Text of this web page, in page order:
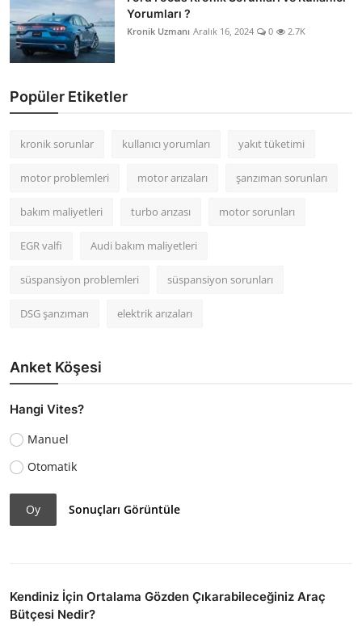
Yorumları ?
Kronik Uzmanı Aralık 16, 2024 0 2.7K
Popüler Etiketler
kronik sorunlar kullanıcı yorumları yakıt tüketimi
motor problemleri motor arızaları şanzıman sorunları
bakım maliyetleri turbo arızası motor sorunları
EGR valfi Audi bakım maliyetleri
süspansiyon problemleri süspansiyon sorunları
DSG şanzıman elektrik arızaları
Anket Köşesi
Hangi Vites?
Manuel
Otomatik
Oy Sonuçları Görüntüle
Kendiniz İçin Ortalama Gözden Çıkarabileceğiniz Araç
Bütçesi Nedir?